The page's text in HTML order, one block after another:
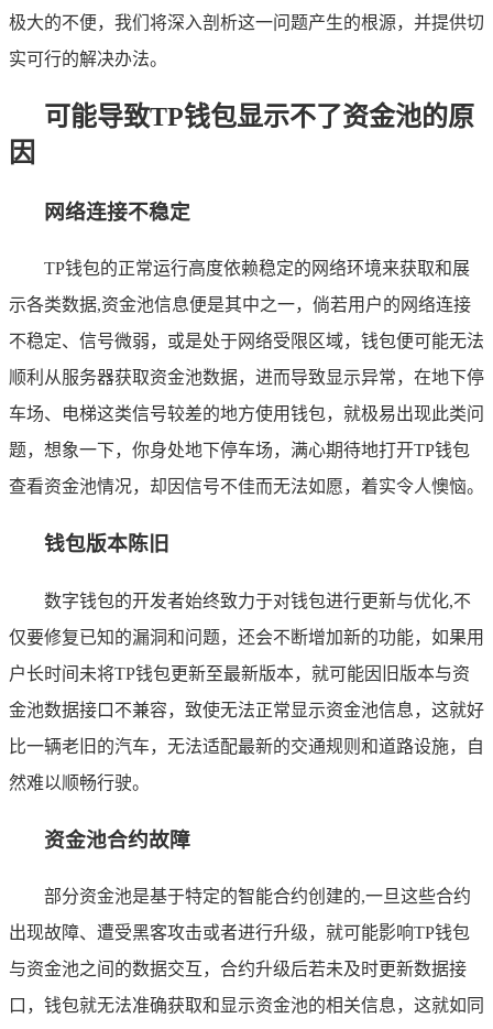
极大的不便，我们将深入剖析这一问题产生的根源，并提供切
实可行的解决办法。
可能导致TP钱包显示不了资金池的原
因
网络连接不稳定
TP钱包的正常运行高度依赖稳定的网络环境来获取和展
示各类数据,资金池信息便是其中之一，倘若用户的网络连接
不稳定、信号微弱，或是处于网络受限区域，钱包便可能无法
顺利从服务器获取资金池数据，进而导致显示异常，在地下停
车场、电梯这类信号较差的地方使用钱包，就极易出现此类问
题，想象一下，你身处地下停车场，满心期待地打开TP钱包
查看资金池情况，却因信号不佳而无法如愿，着实令人懊恼。
钱包版本陈旧
数字钱包的开发者始终致力于对钱包进行更新与优化,不
仅要修复已知的漏洞和问题，还会不断增加新的功能，如果用
户长时间未将TP钱包更新至最新版本，就可能因旧版本与资
金池数据接口不兼容，致使无法正常显示资金池信息，这就好
比一辆老旧的汽车，无法适配最新的交通规则和道路设施，自
然难以顺畅行驶。
资金池合约故障
部分资金池是基于特定的智能合约创建的,一旦这些合约
出现故障、遭受黑客攻击或者进行升级，就可能影响TP钱包
与资金池之间的数据交互，合约升级后若未及时更新数据接
口，钱包就无法准确获取和显示资金池的相关信息，这就如同